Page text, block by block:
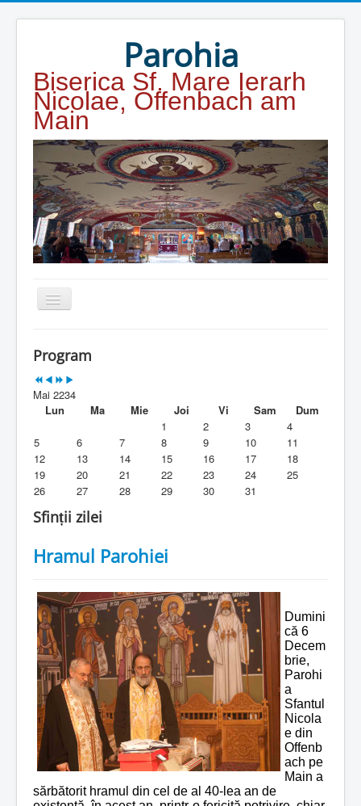
Parohia
Biserica Sf. Mare Ierarh
Nicolae, Offenbach am
Main
Duhovnicesti
Alte legaturi
Biblioteca Parohiei
Foaia Parohiei
Activitati copii si tineri
Contact
Program
Mai 2234
Lun
Ma Mie Joi Vi Sam
Dum
1
2 3
4
5
6 7 8 9 10
11
12
13 14 15 16 17
18
19
20 21 22 23 24
25
26
27 28 29 30 31
Sfinții zilei
Hramul Parohiei
Dumini
că 6
Decem
brie,
Parohi
a
Sfantul
Nicola
e din
Offenb
ach pe
Main a
sărbătorit hramul din cel de al 40-lea an de